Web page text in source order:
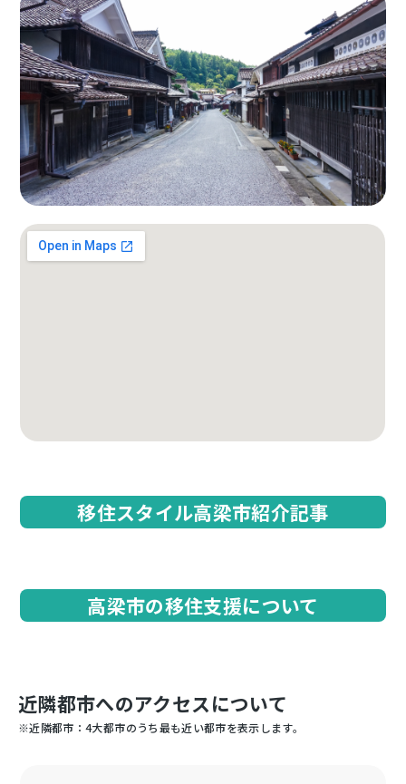
移住スタイル高梁市紹介記事
高梁市の移住支援について
近隣都市へのアクセスについて
※近隣都市：4大都市のうち最も近い都市を表示します。